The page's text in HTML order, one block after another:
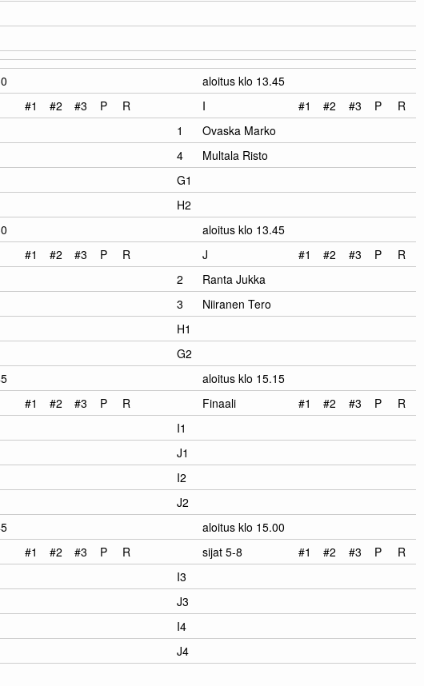
aloitus klo 13.45
#1 #2 #3 P R I #1 #2 #3 P
R
1
Ovaska Marko
4
Multala Risto
G1
H2
aloitus klo 13.45
#1 #2 #3 P R J #1 #2 #3 P
R
2
Ranta Jukka
3
Niiranen Tero
H1
G2
aloitus klo 15.15
#1 #2 #3 P R Finaali #1 #2 #3 P
R
I1
J1
I2
J2
aloitus klo 15.00
#1 #2 #3 P R sijat 5-8 #1 #2 #3 P
R
I3
J3
I4
J4